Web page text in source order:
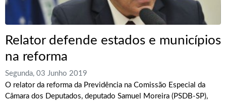
Relator defende estados e municípios
na reforma
Segunda, 03 Junho 2019
O relator da reforma da Previdência na Comissão Especial da
Câmara dos Deputados, deputado Samuel Moreira (PSDB-SP),